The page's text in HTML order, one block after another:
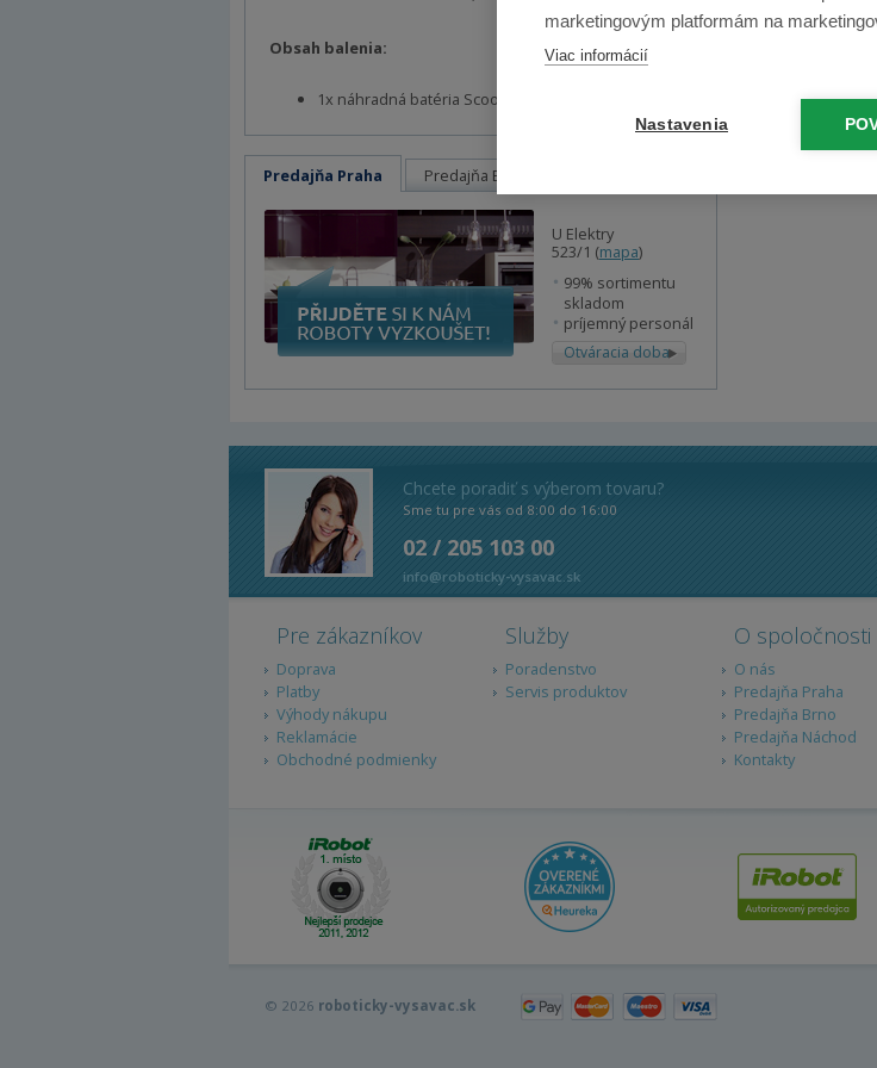
Obsah balenia:
1x náhradná batéria Scooba - XLife
Predajňa Praha Predajňa Brno
U Elektry
523/1 (mapa)
99% sortimentu
skladom
príjemný personál
Otváracia doba
Chcete poradiť s výberom tovaru?
Sme tu pre vás od 8:00 do 16:00
02 / 205 103 00
info@roboticky-vysavac.sk
Pre zákazníkov
Doprava
Platby
Výhody nákupu
Reklamácie
Obchodné podmienky
Služby
Poradenstvo
Servis produktov
O spoločnosti
O nás
Predajňa Praha
Predajňa Brno
Predajňa Náchod
Kontakty
© 2026 roboticky-vysavac.sk
marketingovým platformám na
Viac informácií
Nastavenia